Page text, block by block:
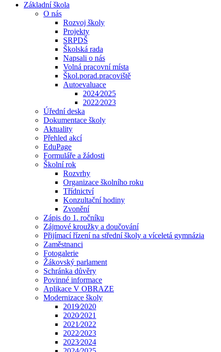
Základní škola
O nás
Rozvoj školy
Projekty
SRPDŠ
Školská rada
Napsali o nás
Volná pracovní místa
Škol.porad.pracoviště
Autoevaluace
2024⁄2025
2022⁄2023
Úřední deska
Dokumentace školy
Aktuality
Přehled akcí
EduPage
Formuláře a žádosti
Školní rok
Rozvrhy
Organizace školního roku
Třídnictví
Konzultační hodiny
Zvonění
Zápis do 1. ročníku
Zájmové kroužky a doučování
Přijímací řízení na střední školy a víceletá gymnázia
Zaměstnanci
Fotogalerie
Žákovský parlament
Schránka důvěry
Povinné informace
Aplikace V OBRAZE
Modernizace školy
2019⁄2020
2020⁄2021
2021⁄2022
2022⁄2023
2023⁄2024